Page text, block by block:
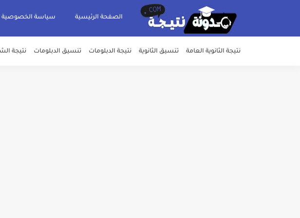
الصفحة الرئيسية سياسة الخصوصية
نتيجة الثانوية العامة تنسيق الثانوية نتيجة الدبلومات تنسيق الدبلومات نتيجة